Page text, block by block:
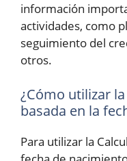
información
actividades, como
seguimiento del
otros.
¿Cómo utilizar
basada en la
Para utilizar la